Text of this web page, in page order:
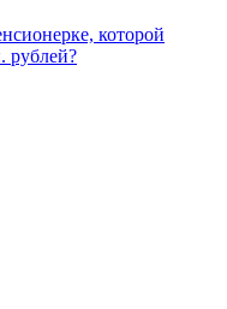
которой
рублей?